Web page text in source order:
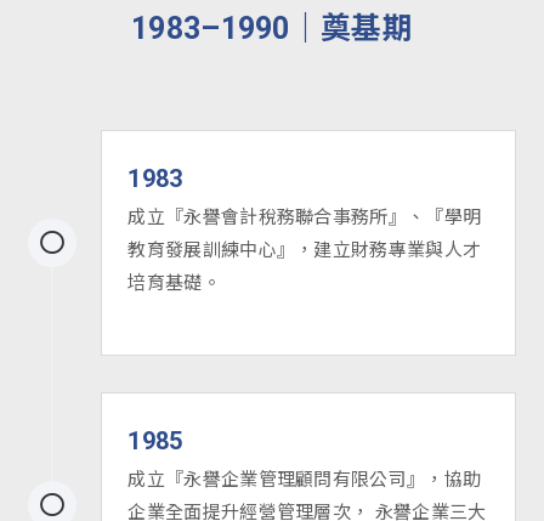
1983–1990｜奠基期
1983
成立『永譽會計稅務聯合事務所』、『學明
教育發展訓練中心』，建立財務專業與人才
培育基礎。
1985
成立『永譽企業管理顧問有限公司』，協助
企業全面提升經營管理層次， 永譽企業三大